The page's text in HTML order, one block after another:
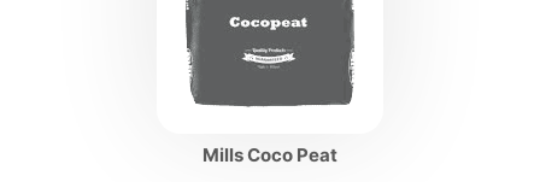
Mills Coco Peat